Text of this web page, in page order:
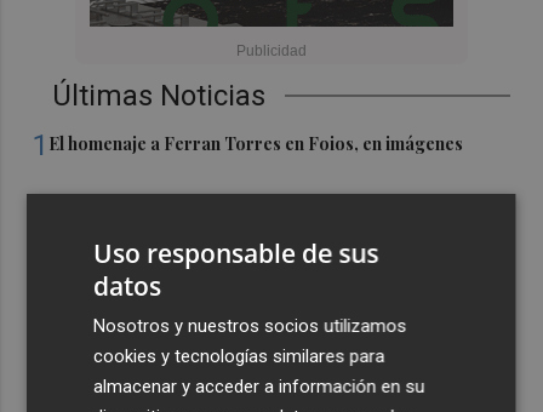
Últimas Noticias
1 El homenaje a Ferran Torres en Foios, en imágenes
pueblo: "Allá donde voy siempre digo que soy de Foios"
Foios se vuelca con Ferran Torres
Las '200 vidas' que llevaron a Paco Rabal de Águilas a la
cima del cine: un documental recupera la voz y la mirada
Uso responsable de sus
datos
Nosotros y nuestros socios utilizamos
cookies y tecnologías similares para
almacenar y acceder a información en su